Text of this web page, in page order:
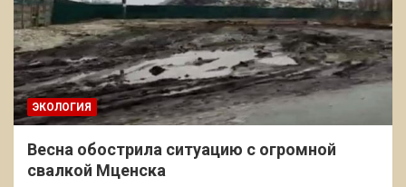
ЭКОЛОГИЯ
Весна обострила ситуацию с огромной
свалкой Мценска